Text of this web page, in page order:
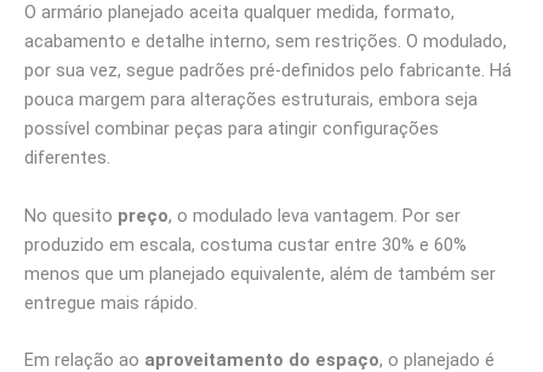
O armário planejado aceita qualquer medida, formato,
acabamento e detalhe interno, sem restrições. O modulado,
por sua vez, segue padrões pré-definidos pelo fabricante. Há
pouca margem para alterações estruturais, embora seja
possível combinar peças para atingir configurações
diferentes.
No quesito preço, o modulado leva vantagem. Por ser
produzido em escala, costuma custar entre 30% e 60%
menos que um planejado equivalente, além de também ser
entregue mais rápido.
Em relação ao aproveitamento do espaço, o planejado é